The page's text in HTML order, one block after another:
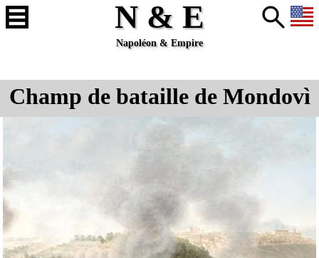
N & E
Napoléon & Empire
Champ de bataille de Mondovì